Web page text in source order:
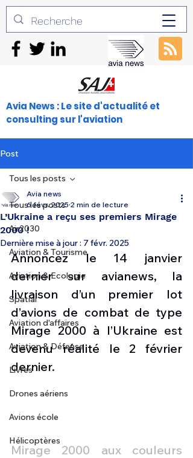
Avia News : Le site d'actualité et
consulting sur l'aviation
Post
Tous les posts
Air2030
Aviation & Tourisme
Aviation & Ecologie
Spatial
Aviation d'affaires
Aviation & Défense
Livres
Drones aériens
Avions école
Hélicoptères
Tous les posts
L’Ukraine a reçu ses premiers Mirage
2000 !
Avia news
6 févr. 2025 2 min de lecture
Dernière mise à jour : 7 févr. 2025
Annoncez le 14 janvier
dernier sur avianews, la
livraison d’un premier lot
d’avions de combat de type
Mirage 2000 à l’Ukraine est
devenu réalité le 2 février
dernier.
Mirage 2000 aux couleurs